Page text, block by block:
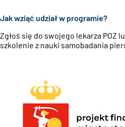
Jak wziąć udział w programie?
Zgłoś się do swojego lekarza POZ
szkolenie z nauki samobadania